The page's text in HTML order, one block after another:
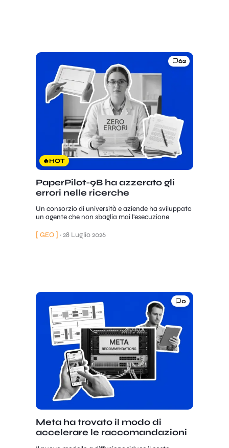
62
🔥HOT
PaperPilot-9B ha azzerato gli
errori nelle ricerche
Un consorzio di università e aziende ha sviluppato
un agente che non sbaglia mai l'esecuzione
[ GEO ] ·28 Luglio 2026
0
Meta ha trovato il modo di
accelerare le raccomandazioni